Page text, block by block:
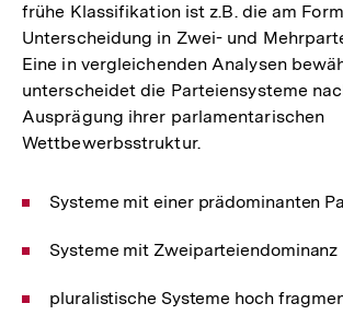
frühe Klassifikation ist z.B. die am
Unterscheidung in Zwei- und
Eine in vergleichenden Analysen
unterscheidet die Parteiensysteme
Ausprägung ihrer parlamentarischen
Wettbewerbsstruktur.
Systeme mit einer prädominanten
Systeme mit Zweiparteiendominanz
pluralistische Systeme hoch